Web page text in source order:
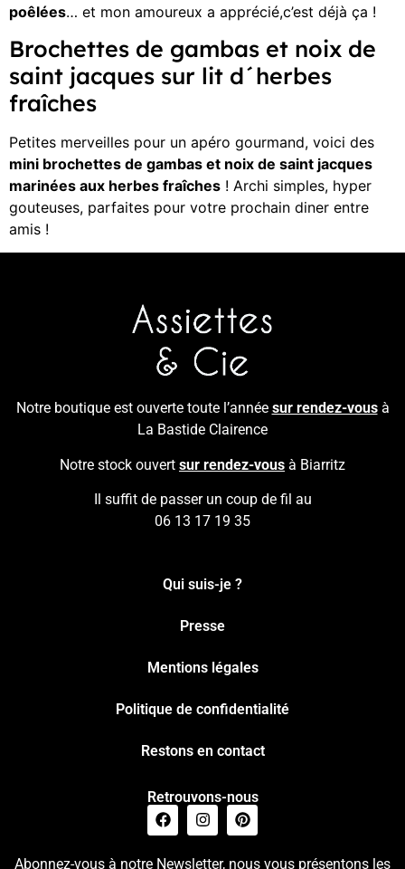
poêlées… et mon amoureux a apprécié,c’est déjà ça !
Brochettes de gambas et noix de
saint jacques sur lit d´herbes
fraîches
Petites merveilles pour un apéro gourmand, voici des
mini brochettes de gambas et noix de saint jacques
marinées aux herbes fraîches ! Archi simples, hyper
gouteuses, parfaites pour votre prochain diner entre
amis !
Notre boutique est ouverte toute l’année sur rendez-vousà
La Bastide Clairence
Notre stock ouvert sur rendez-vous à Biarritz
Il suffit de passer un coup de fil au
06 13 17 19 35
Qui suis-je ?
Presse
Mentions légales
Politique de confidentialité
Restons en contact
Retrouvons-nous
Abonnez-vous à notre Newsletter, nous vous présentons les